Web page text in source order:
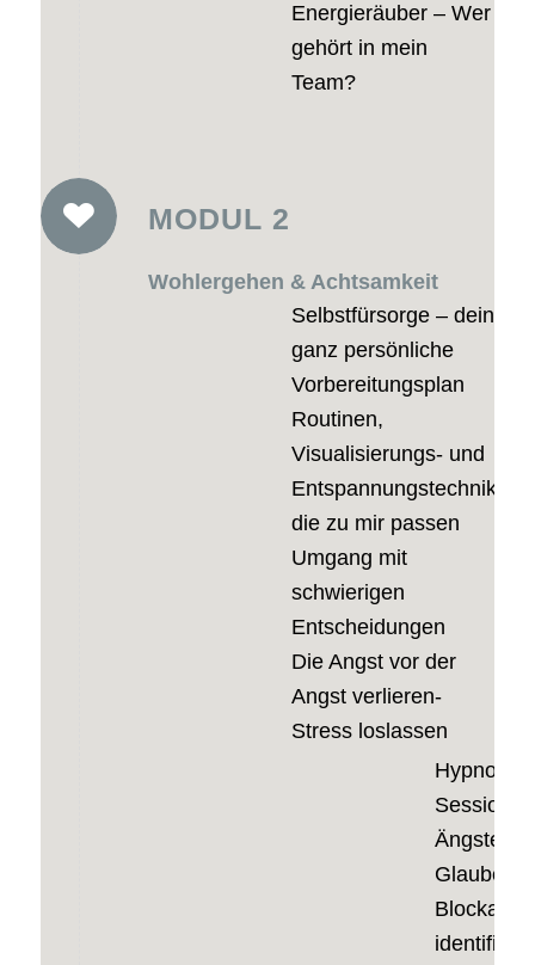
Energieräuber – Wer
gehört in mein
Team?
MODUL 2
Wohlergehen & Achtsamkeit
Selbstfürsorge – dein
ganz persönliche
Vorbereitungsplan
Routinen,
Visualisierungs- und
Entspannungstechniken,
die zu mir passen
Umgang mit
schwierigen
Entscheidungen
Die Angst vor der
Angst verlieren-
Stress loslassen
Hypno-
Session:
Ängste,
Blockaden